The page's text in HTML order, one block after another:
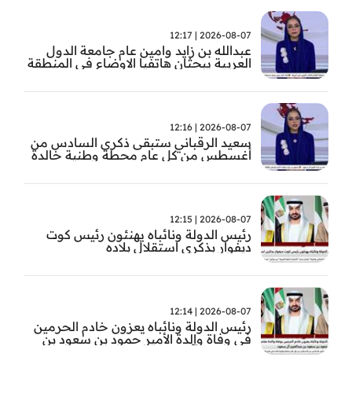
2026-08-07 | 12:17
عبدالله بن زايد وامين عام جامعة الدول
العربية يبحثان هاتفيا الاوضاع في المنطقة
2026-08-07 | 12:16
سعيد الرقباني ستبقى ذكرى السادس من
أغسطس من كل عام محطة وطنية خالدة
الوالد المؤسس
2026-08-07 | 12:15
رئيس الدولة ونائباه يهنئون رئيس كوت
ديفوار بذكرى استقلال بلاده
2026-08-07 | 12:14
رئيس الدولة ونائباه يعزون خادم الحرمين
في وفاة والدة الأمير حمود بن سعود بن